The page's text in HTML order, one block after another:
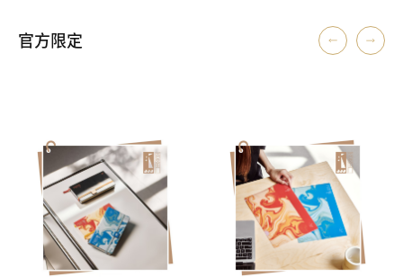
官方限定